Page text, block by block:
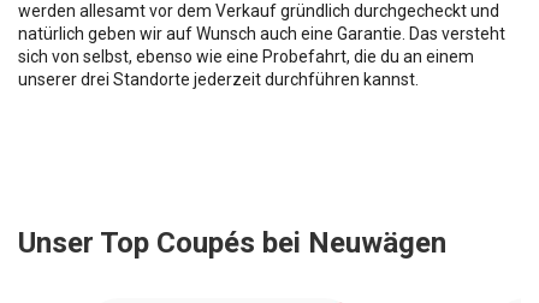
werden allesamt vor dem Verkauf gründlich durchgecheckt und
natürlich geben wir auf Wunsch auch eine Garantie. Das versteht
sich von selbst, ebenso wie eine Probefahrt, die du an einem
unserer drei Standorte jederzeit durchführen kannst.
Unser Top Coupés bei Neuwägen